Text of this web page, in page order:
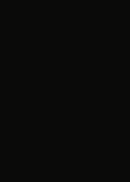
new tab